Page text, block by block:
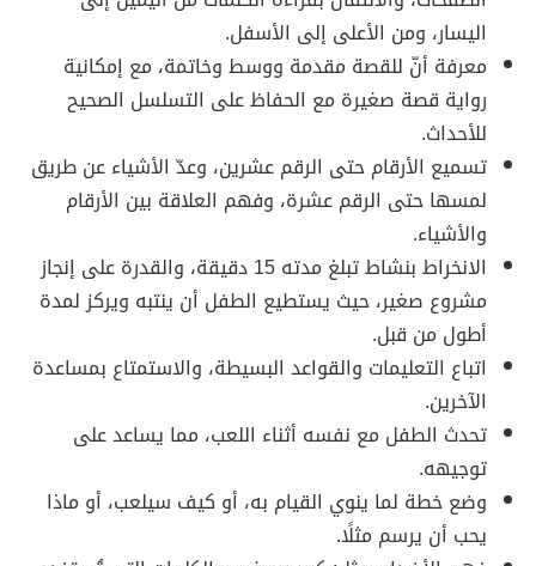
اليسار، ومن الأعلى إلى الأسفل.
معرفة أنّ للقصة مقدمة ووسط وخاتمة، مع إمكانية
رواية قصة صغيرة مع الحفاظ على التسلسل الصحيح
للأحداث.
تسميع الأرقام حتى الرقم عشرين، وعدّ الأشياء عن طريق
لمسها حتى الرقم عشرة، وفهم العلاقة بين الأرقام
والأشياء.
الانخراط بنشاط تبلغ مدته 15 دقيقة، والقدرة على إنجاز
مشروع صغير، حيث يستطيع الطفل أن ينتبه ويركز لمدة
أطول من قبل.
اتباع التعليمات والقواعد البسيطة، والاستمتاع بمساعدة
الآخرين.
تحدث الطفل مع نفسه أثناء اللعب، مما يساعد على
توجيهه.
وضع خطة لما ينوي القيام به، أو كيف سيلعب، أو ماذا
يحب أن يرسم مثلًا.